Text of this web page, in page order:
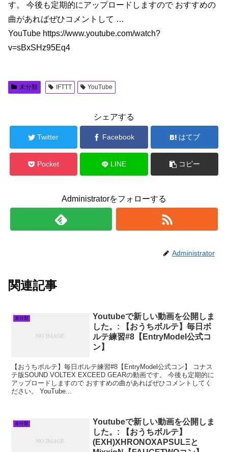
す。 今後も定期的にアップロードしますので おすすめの
曲があればぜひコメントして …
YouTube https://www.youtube.com/watch?
v=sBxSHz95Eq4
未分類 IFTTT YouTube
シェアする
Twitter Facebook はてブ
Pocket LINE コピー
Administratorをフォローする
Administrator
関連記事
未分類
Youtubeで新しい動画を公開しま
した。: 【おうちボルテ】毎日ボ
ルテ練習#8【EntryModel公式コ
ン】
【おうちボルテ】毎日ボルテ練習#8【EntryModel公式コン】 コナス
テ版SOUND VOLTEX EXCEED GEARの動画です。 今後も定期的に
アップロードしますので おすすめの曲があればぜひコメントしてく
ださい。 YouTube...
未分類
Youtubeで新しい動画を公開しま
した。: 【おうちボルテ】
(EXH)XHRONOXAPSULΞと